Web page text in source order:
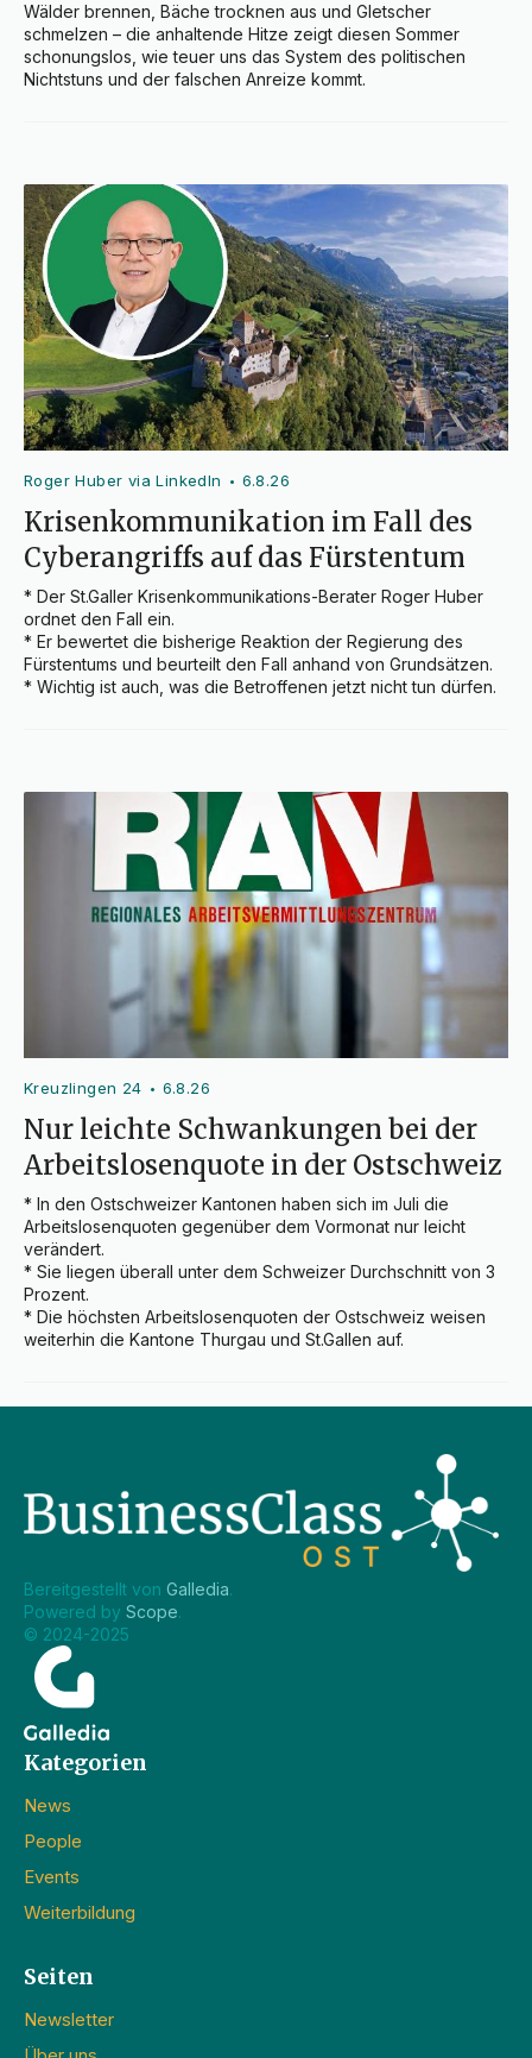
Wälder brennen, Bäche trocknen aus und Gletscher
schmelzen – die anhaltende Hitze zeigt diesen Sommer
schonungslos, wie teuer uns das System des politischen
Nichtstuns und der falschen Anreize kommt.
Roger Huber via LinkedIn • 6.8.26
Krisenkommunikation im Fall des
Cyberangriffs auf das Fürstentum
* Der St.Galler Krisenkommunikations-Berater Roger Huber
ordnet den Fall ein.
* Er bewertet die bisherige Reaktion der Regierung des
Fürstentums und beurteilt den Fall anhand von Grundsätzen.
* Wichtig ist auch, was die Betroffenen jetzt nicht tun dürfen.
Kreuzlingen 24 • 6.8.26
Nur leichte Schwankungen bei der
Arbeitslosenquote in der Ostschweiz
* In den Ostschweizer Kantonen haben sich im Juli die
Arbeitslosenquoten gegenüber dem Vormonat nur leicht
verändert.
* Sie liegen überall unter dem Schweizer Durchschnitt von 3
Prozent.
* Die höchsten Arbeitslosenquoten der Ostschweiz weisen
weiterhin die Kantone Thurgau und St.Gallen auf.
Bereitgestellt von Galledia.
Powered by Scope.
© 2024-2025
Kategorien
News
People
Events
Weiterbildung
Seiten
Newsletter